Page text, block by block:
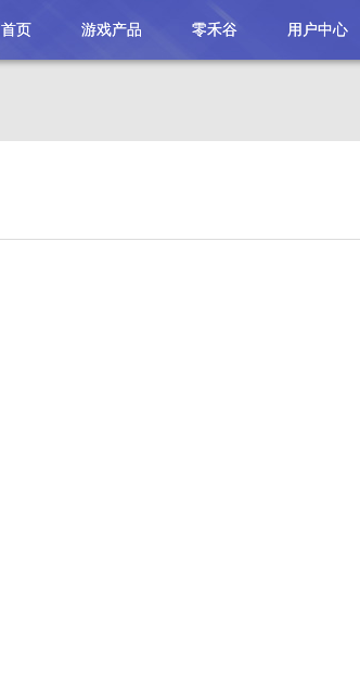
首页 游戏产品 零禾谷 用户中心